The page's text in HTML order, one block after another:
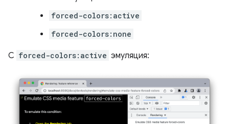
forced-colors:active
forced-colors:none
С forced-colors:active эмуляция: